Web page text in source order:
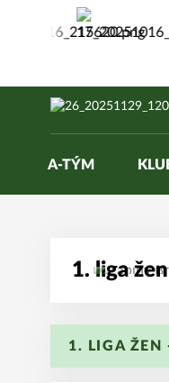
Žabiny Brno
A-TÝM
1. liga žen
1. LIGA ŽEN